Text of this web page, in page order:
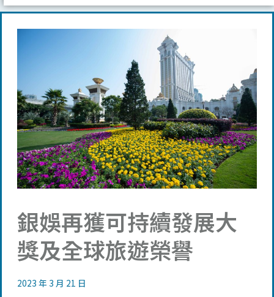
銀娛再獲可持續發展大
獎及全球旅遊榮譽
2023 年 3 月 21 日